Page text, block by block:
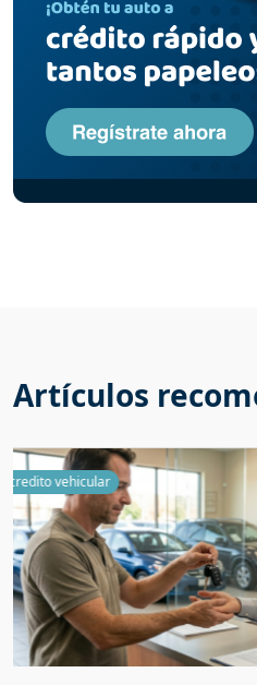
Artículos
Leasy